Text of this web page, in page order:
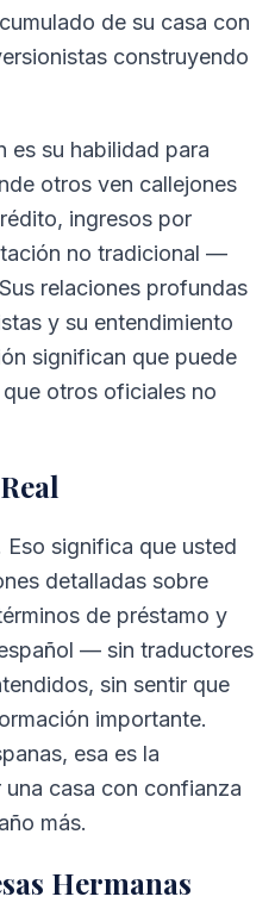
de su casa con
construyendo
es su habilidad para
otros ven callejones
ingresos por
no tradicional —
relaciones profundas
y su entendimiento
significan que puede
otros oficiales no
significa que usted
detalladas sobre
de préstamo y
— sin traductores
sin sentir que
importante.
esa es la
casa con confianza
más.
Hermanas